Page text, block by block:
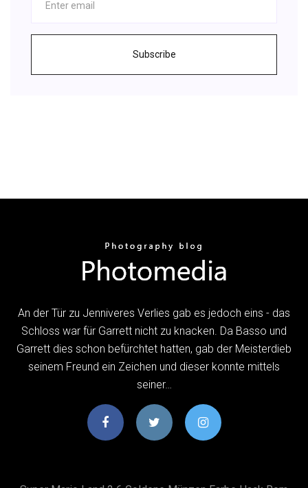
Subscribe
An der Tür zu Jenniveres Verlies gab es jedoch eins - das
Schloss war für Garrett nicht zu knacken. Da Basso und
Garrett dies schon befürchtet hatten, gab der Meisterdieb
seinem Freund ein Zeichen und dieser konnte mittels
seiner…